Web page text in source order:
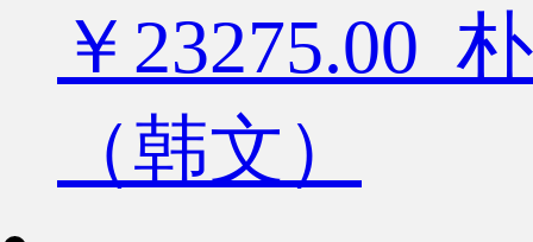
￥23275.00
（韩文）